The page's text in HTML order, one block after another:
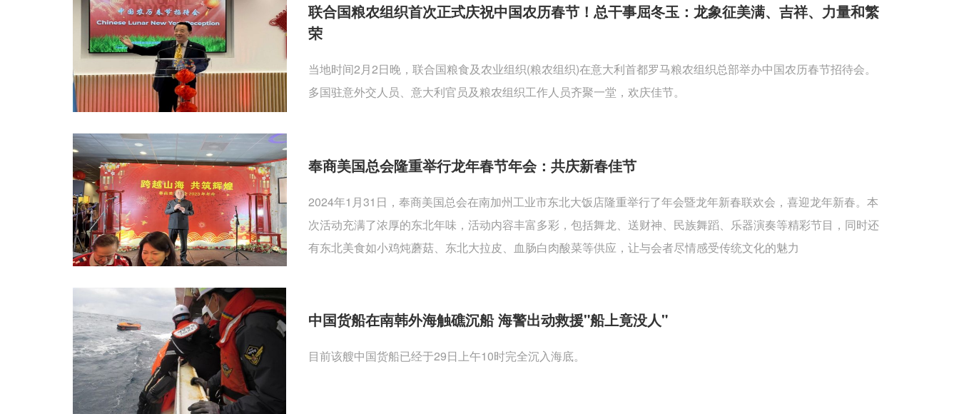
联合国粮农组织首次正式庆祝中国农历春节！总干事屈冬玉：龙象征美满、吉祥、力量和繁
荣
当地时间2月2日晚，联合国粮食及农业组织(粮农组织)在意大利首都罗马粮农组织总部举办中国农历春节招待会。
多国驻意外交人员、意大利官员及粮农组织工作人员齐聚一堂，欢庆佳节。
奉商美国总会隆重举行龙年春节年会：共庆新春佳节
2024年1月31日，奉商美国总会在南加州工业市东北大饭店隆重举行了年会暨龙年新春联欢会，喜迎龙年新春。本
次活动充满了浓厚的东北年味，活动内容丰富多彩，包括舞龙、送财神、民族舞蹈、乐器演奏等精彩节目，同时还
有东北美食如小鸡炖蘑菇、东北大拉皮、血肠白肉酸菜等供应，让与会者尽情感受传统文化的魅力
中国货船在南韩外海触礁沉船 海警出动救援"船上竟没人"
目前该艘中国货船已经于29日上午10时完全沉入海底。